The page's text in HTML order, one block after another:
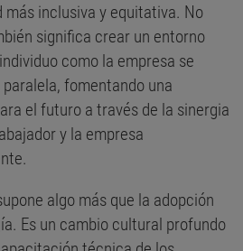
inclusiva y equitativa. No
significa crear un entorno
como la empresa se
fomentando una
el futuro a través de la sinergia
y la empresa
algo más que la adopción
Es un cambio cultural profundo